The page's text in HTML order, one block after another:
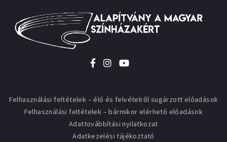
Felhasználási feltételek – élő és felvételről sugárzott előadások
Felhasználási feltételek – bármikor elérhető előadások
Adattovábbítási nyilatkozat
Adatkezelési tájékoztató